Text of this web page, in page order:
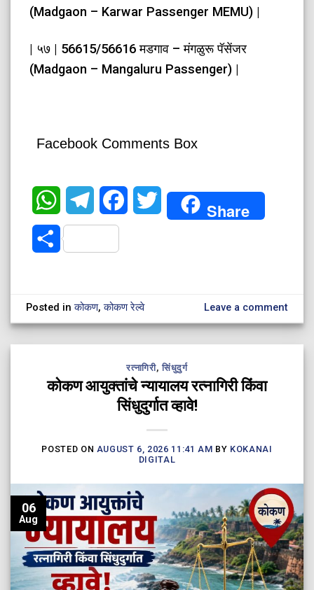
(Madgaon – Karwar Passenger MEMU) |
| ५७ | 56615/56616 मडगाव – मंगळुरू पॅसेंजर
(Madgaon – Mangaluru Passenger) |
Facebook Comments Box
WhatsAppTelegramFacebookTwitter Share
Share
Posted inकोकण,कोकण रेल्वे Leave a comment
रत्नागिरी, सिंधुदुर्ग
कोकण आयुक्तांचे न्यायालय रत्नागिरी किंवा
सिंधुदुर्गात व्हावे!
POSTED ON AUGUST 6, 2026 11:41 AM BY KOKANAI
DIGITAL
06
Aug